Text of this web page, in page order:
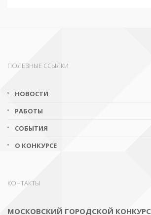
ПОЛЕЗНЫЕ ССЫЛКИ
НОВОСТИ
РАБОТЫ
СОБЫТИЯ
О КОНКУРСЕ
КОНТАКТЫ
МОСКОВСКИЙ ГОРОДСКОЙ КОНКУРС